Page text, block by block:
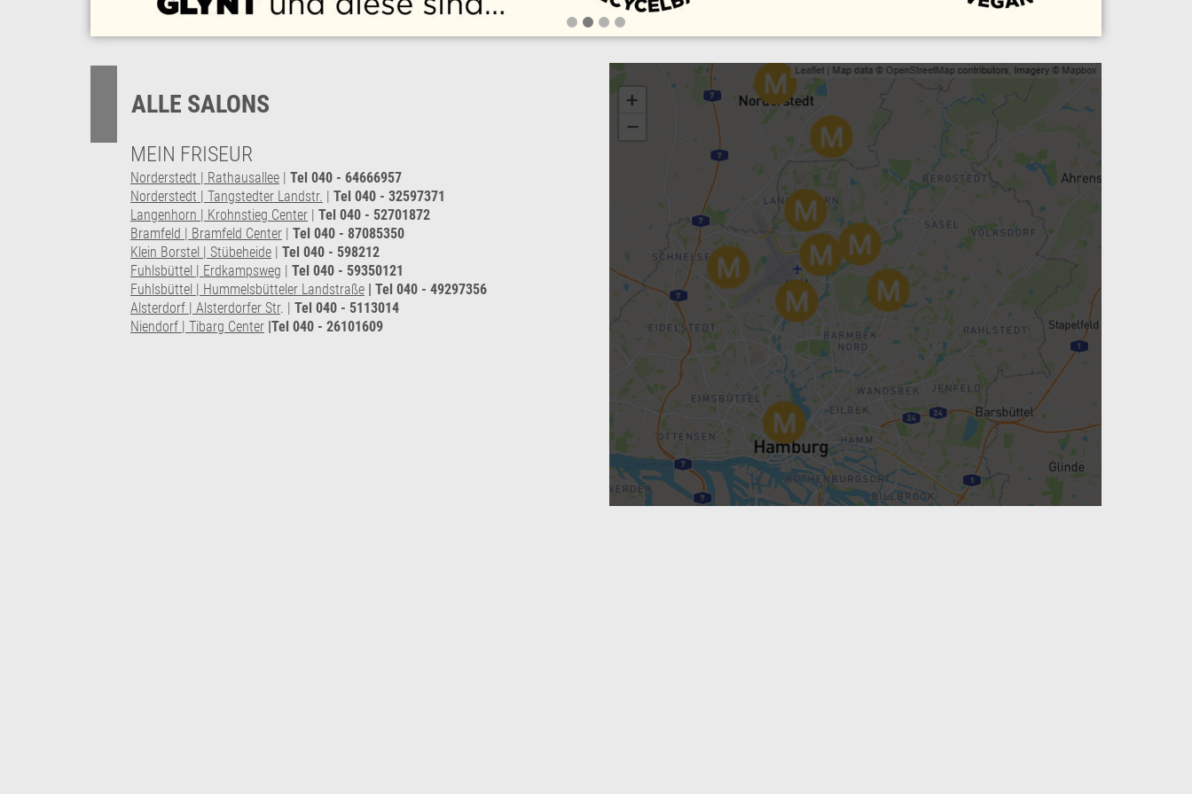
ALLE SALONS
MEIN FRISEUR
Norderstedt | Rathausallee | Tel 040 - 64666957
Norderstedt | Tangstedter Landstr. | Tel 040 - 32597371
Langenhorn | Krohnstieg Center | Tel 040 - 52701872
Bramfeld | Bramfeld Center | Tel 040 - 87085350
Klein Borstel | Stübeheide | Tel 040 - 598212
Fuhlsbüttel | Erdkampsweg | Tel 040 - 59350121
Fuhlsbüttel | Hummelsbütteler Landstraße | Tel 040 - 49297356
Alsterdorf | Alsterdorfer Str. | Tel 040 - 5113014
Niendorf | Tibarg Center |Tel 040 - 26101609